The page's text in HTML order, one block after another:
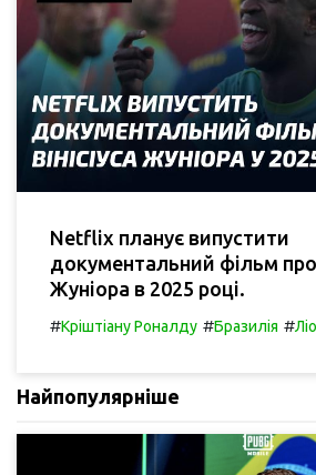
Netflix планує випустити
документальний фільм про
Жуніора в 2025 році.
#Кріштіану Роналду #Бразилія #
Найпопулярніше